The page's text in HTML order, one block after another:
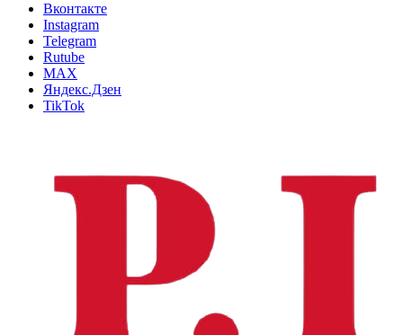
Вконтакте
Instagram
Telegram
Rutube
MAX
Яндекс.Дзен
TikTok